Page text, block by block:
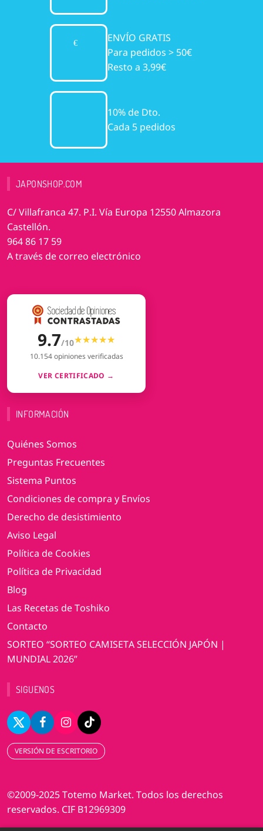
ENVÍO GRATIS
Para pedidos > 50€
Resto a 3,99€
10% de Dto.
Cada 5 pedidos
JAPONSHOP.COM
C/ Villafranca 47. P.I. Vía Europa 12550 Almazora
Castellón.
964 86 17 59
A través de correo electrónico
9.7/10★★★★★
★★★★★
10.154 opiniones verificadas
VER CERTIFICADO →
INFORMACIÓN
Quiénes Somos
Preguntas Frecuentes
Sistema Puntos
Condiciones de compra y Envíos
Derecho de desistimiento
Aviso Legal
Política de Cookies
Política de Privacidad
Blog
Las Recetas de Toshiko
Contacto
SORTEO “SORTEO CAMISETA SELECCIÓN JAPÓN |
MUNDIAL 2026”
SIGUENOS
VERSIÓN DE ESCRITORIO
©2009-2025 Totemo Market. Todos los derechos
reservados. CIF B12969309